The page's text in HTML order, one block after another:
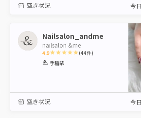
空き状況 今日
Nailsalon_andme
nailsalon &me
4.9
1 2 3
(44件)
手稲駅
空き状況 今日